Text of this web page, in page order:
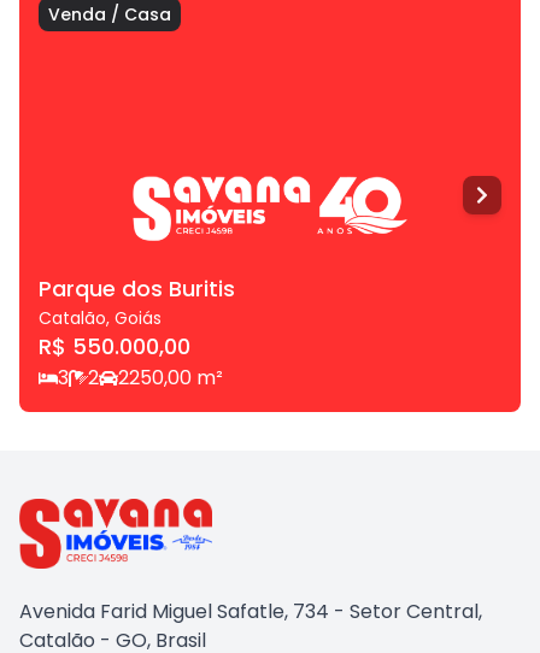
Venda / Casa
Parque dos Buritis
Catalão, Goiás
R$ 550.000,00
3 2 2250,00 m²
Avenida Farid Miguel Safatle, 734 - Setor Central,
Catalão - GO, Brasil